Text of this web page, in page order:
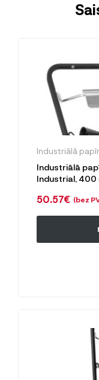
Industriālā
Industriālā
Industrial, 400
50.57€ (bez